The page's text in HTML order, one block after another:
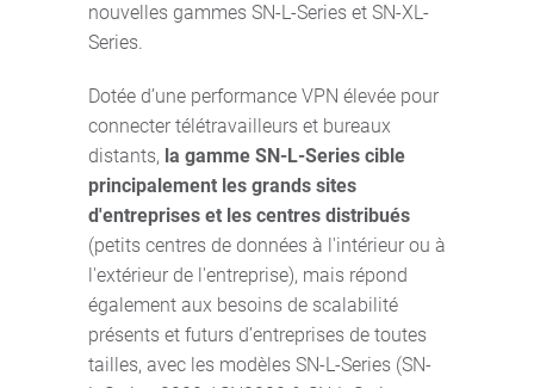
nouvelles gammes SN-L-Series et SN-XL-
Series.
Dotée d’une performance VPN élevée pour
connecter télétravailleurs et bureaux
distants, la gamme SN-L-Series cible
principalement les grands sites
d'entreprises et les centres distribués
(petits centres de données à l'intérieur ou à
l'extérieur de l'entreprise), mais répond
également aux besoins de scalabilité
présents et futurs d’entreprises de toutes
tailles, avec les modèles SN-L-Series (SN-